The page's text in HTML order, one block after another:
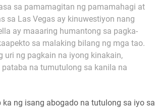
sa pamamagitan ng pamamahagi at
sa Las Vegas ay kinuwestiyon nang
ay maaaring humantong sa pagka-
sa malaking bilang ng mga tao.
uri ng pagkain na iyong kinakain,
na tumutulong sa kanila na
ng isang abogado na tutulong sa iyo sa